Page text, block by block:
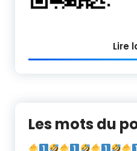
Lire
Les mots du